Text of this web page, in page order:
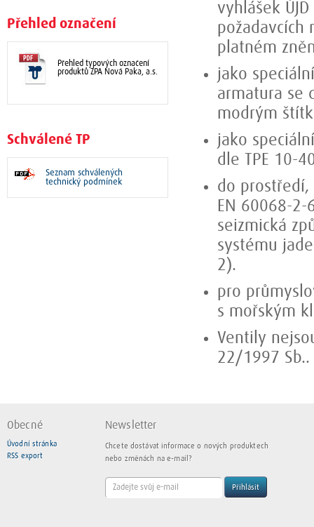
vyhlášek
požadavcích
platném
jako
armatura se
modrým
jako
dle TPE 10-
do prostředí,
EN 60068-
seizmická
systému
2).
pro
s mořským
Ventily
22/1997 Sb..
Přehled označení
Přehled typových označení
produktů ZPA Nová Paka, a.s.
Schválené TP
Seznam schválených
technický podmínek
Obecné
Úvodní stránka
RSS export
Newsletter
Chcete dostávat informace o nových produktech
nebo změnách na e-mail?
Přihlásit